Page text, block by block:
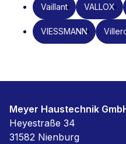
Vaillant VALLOX
VIESSMANN
Meyer Haustechnik
Heyestraße 34
31582 Nienburg